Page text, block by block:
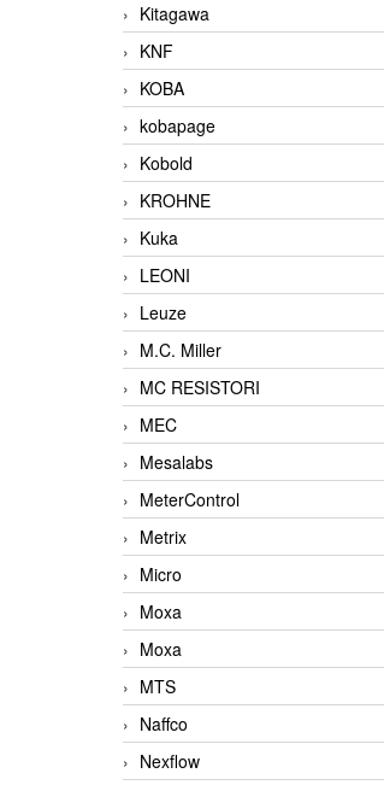
Kitagawa
KNF
KOBA
kobapage
Kobold
KROHNE
Kuka
LEONI
Leuze
M.C. Miller
MC RESISTORI
MEC
Mesalabs
MeterControl
Metrix
Micro
Moxa
Moxa
MTS
Naffco
Nexflow